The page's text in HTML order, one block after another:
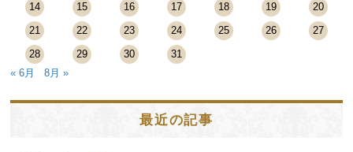
14
15 16 17 18 19
20
21
22 23 24 25 26
27
28
29 30
31
« 6月
8月 »
最近の記事